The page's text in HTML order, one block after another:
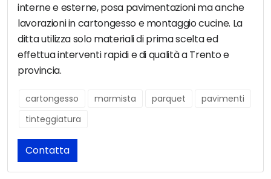
interne e esterne, posa pavimentazioni ma anche
lavorazioni in cartongesso e montaggio cucine. La
ditta utilizza solo materiali di prima scelta ed
effettua interventi rapidi e di qualità a Trento e
provincia.
cartongesso marmista parquet
pavimenti
tinteggiatura
Contatta